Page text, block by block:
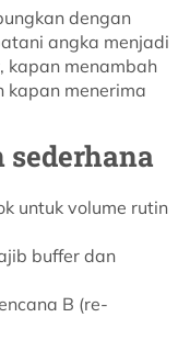
dengan
angka menjadi
kapan menambah
kapan menerima
sederhana
untuk volume rutin
buffer dan
B (re-